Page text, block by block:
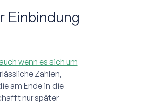
Einbindung
wenn es sich um
Zahlen,
am Ende in die
nur später